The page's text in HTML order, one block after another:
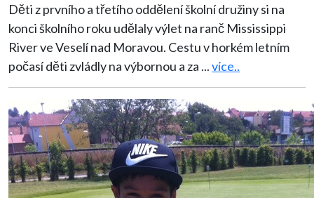
Děti z prvního a třetího oddělení školní družiny si na
konci školního roku udělaly výlet na ranč Mississippi
River ve Veselí nad Moravou. Cestu v horkém letním
počasí děti zvládly na výbornou a za ...více..